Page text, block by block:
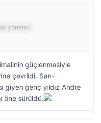
yönetici
güçlenmesiyle
çevrildi. Sarı-
giyen genç yıldız Andre
öne sürüldü.